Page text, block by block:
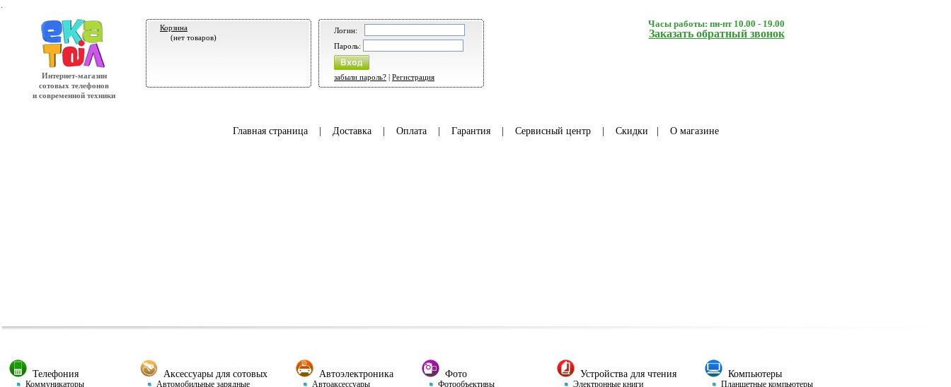
Интернет-магазин
сотовых телефонов
и современной техники
Корзина
(нет товаров)
Логин:
Пароль:
забыли пароль? | Регистрация
Часы работы: пн-пт 10.00 - 19.00
Заказать обратный звонок
Главная страница| Доставка| Оплата| Гарантия| Сервисный центр| Скидки О магазине
Телефония
Коммуникаторы
Аксессуары для сотовых
Автомобильные зарядные
Автоэлектроника
Автоаксессуары
Фото
Фотообъективы
Устройства для чтения
Электронные книги
Компьютеры
Планшетные компьютеры